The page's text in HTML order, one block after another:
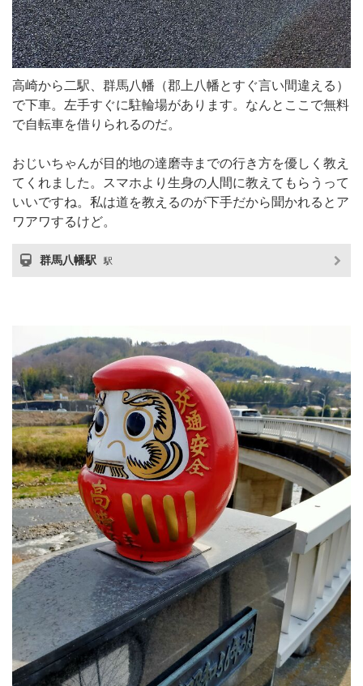
高崎から二駅、群馬八幡（郡上八幡とすぐ言い間違える）
で下車。左手すぐに駐輪場があります。なんとここで無料
で自転車を借りられるのだ。
おじいちゃんが目的地の達磨寺までの行き方を優しく教え
てくれました。スマホより生身の人間に教えてもらうって
いいですね。私は道を教えるのが下手だから聞かれるとア
ワアワするけど。
群馬八幡駅 駅